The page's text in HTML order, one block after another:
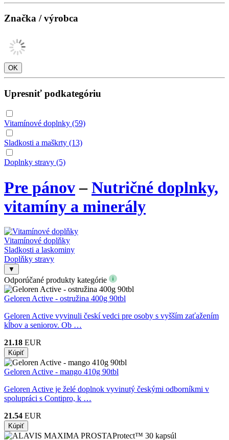
Značka / výrobca
Upresniť podkategóriu
Vitamínové doplnky (59)
Sladkosti a maškrty (13)
Doplnky stravy (5)
Pre pánov–Nutričné doplnky,
vitamíny a minerály
Vitamínové doplňky
Sladkosti a laskominy
Doplňky stravy
▼
Odporúčané produkty kategórie
Geloren Active - ostružina 400g 90tbl
Geloren Active vyvinuli českí vedci pre osoby s vyšším zaťažením
kĺbov a seniorov. Ob …
21.18 EUR
Geloren Active - mango 410g 90tbl
Geloren Active je želé doplnok vyvinutý českými odborníkmi v
spolupráci s Contipro, k …
21.54 EUR